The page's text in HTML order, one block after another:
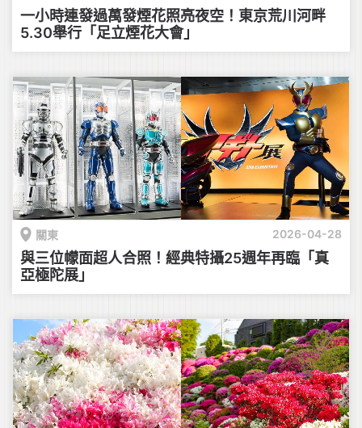
一小時連發過萬發煙花照亮夜空！東京荒川河畔
5.30舉行「足立煙花大會」
關東 2026-04-28
與三位幪面超人合照！經典特攝25週年再臨「真
亞極陀展」